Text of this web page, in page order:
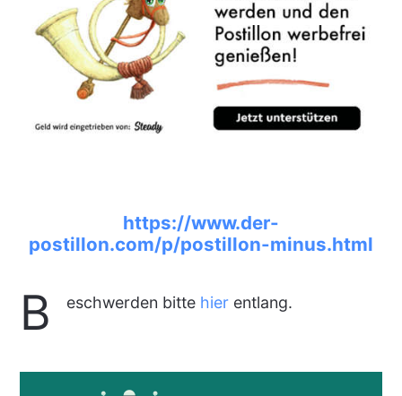
https://www.der-
postillon.com/p/postillon-minus.html
B eschwerden bitte hierentlang.